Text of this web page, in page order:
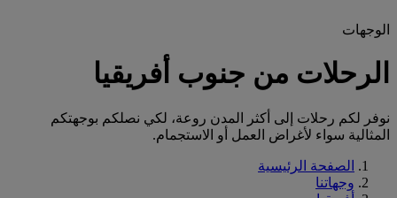
الوجهات
الرحلات من جنوب أفريقيا
نوفر لكم رحلات إلى أكثر المدن روعة، لكي نصلكم بوجهتكم
المثالية سواء لأغراض العمل أو الاستجمام.
الصفحة الرئيسية
وجهاتنا